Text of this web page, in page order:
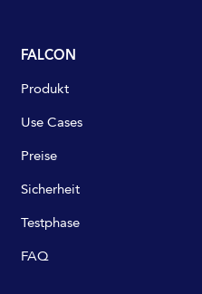
FALCON
Produkt
Use Cases
Preise
Sicherheit
Testphase
FAQ